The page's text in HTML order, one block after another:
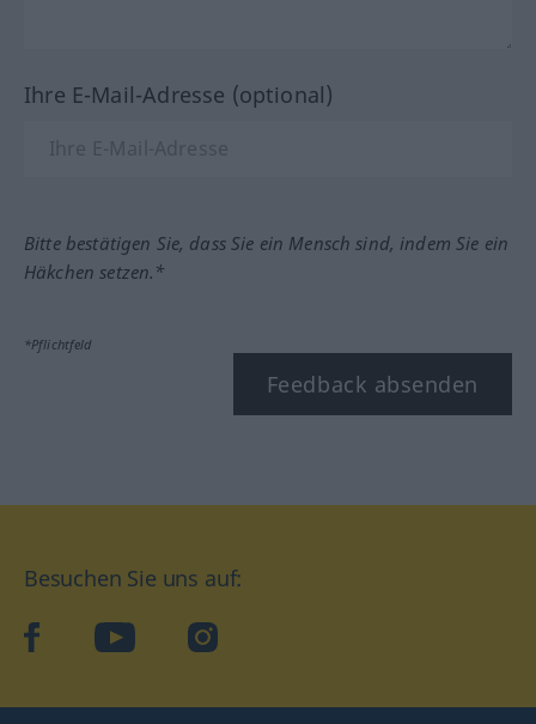
Ihre E-Mail-Adresse (optional)
Bitte bestätigen Sie, dass Sie ein Mensch sind, indem Sie ein
Häkchen setzen.*
*Pflichtfeld
Feedback absenden
Besuchen Sie uns auf:
facebookYouTube Instagram